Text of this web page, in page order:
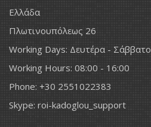
Ελλάδα
Πλωτινουπόλεως 26
Working Days: Δευτέρα - Σάββατο
Working Hours: 08:00 - 16:00
Phone: +30 2551022383
Skype: roi-kadoglou_support